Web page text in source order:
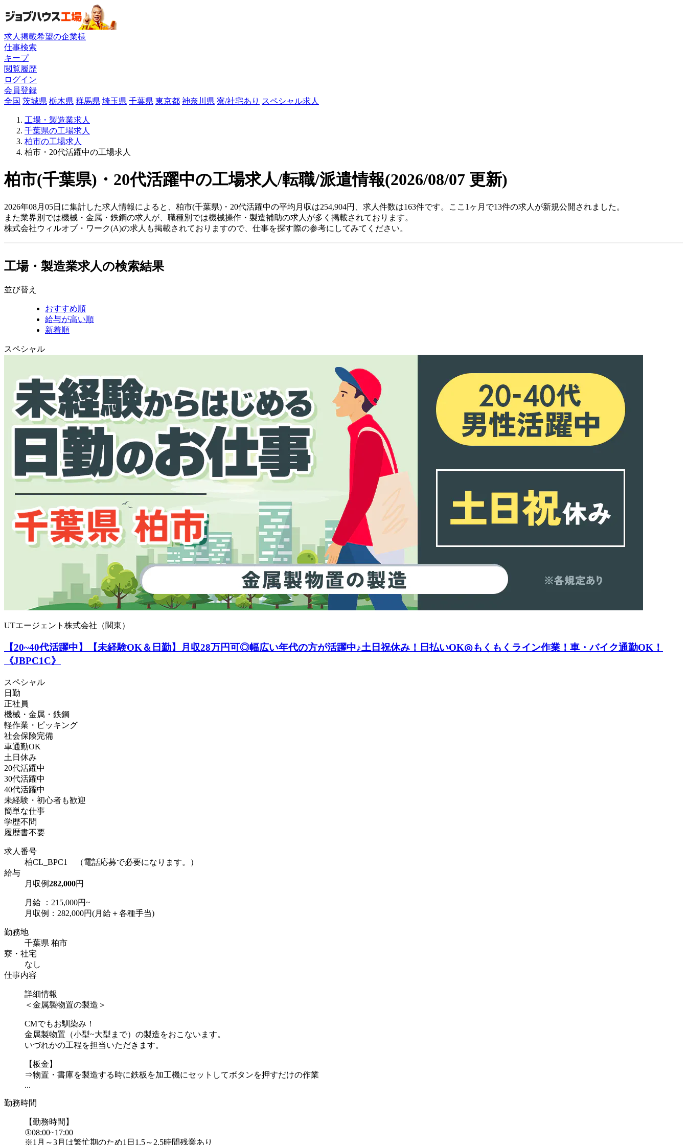
求人掲載希望の企業様
仕事検索
キープ
閲覧履歴
ログイン
会員登録
全国 茨城県 栃木県 群馬県 埼玉県 千葉県 東京都 神奈川県 寮/社宅あり スペシャル求人
工場・製造業求人
千葉県の工場求人
柏市の工場求人
柏市・20代活躍中の工場求人
柏市(千葉県)・20代活躍中の工場求人/転職/派遣情報(2026/08/07 更新)
2026年08月05日に集計した求人情報によると、柏市(千葉県)・20代活躍中の平均月収は254,904円、求人件数は163件です。ここ1ヶ月で13件の求人が新規公開されました。
また業界別では機械・金属・鉄鋼の求人が、職種別では機械操作・製造補助の求人が多く掲載されております。
株式会社ウィルオブ・ワーク(A)の求人も掲載されておりますので、仕事を探す際の参考にしてみてください。
工場・製造業求人の検索結果
並び替え
おすすめ順
給与が高い順
新着順
スペシャル
UTエージェント株式会社（関東）
【20~40代活躍中】【未経験OK＆日勤】月収28万円可◎幅広い年代の方が活躍中♪土日祝休み！日払いOK◎もくもくライン作業！車・バイク通勤OK！
《JBPC1C》
スペシャル
日勤
正社員
機械・金属・鉄鋼
軽作業・ピッキング
社会保険完備
車通勤OK
土日休み
20代活躍中
30代活躍中
40代活躍中
未経験・初心者も歓迎
簡単な仕事
学歴不問
履歴書不要
求人番号
柏CL_BPC1 （電話応募で必要になります。）
給与
月収例282,000円
月給 ：215,000円~
月収例：282,000円(月給＋各種手当)
勤務地
千葉県 柏市
寮・社宅
なし
仕事内容
詳細情報
＜金属製物置の製造＞
CMでもお馴染み！
金属製物置（小型~大型まで）の製造をおこないます。
いづれかの工程を担当いただきます。
【板金】
⇒物置・書庫を製造する時に鉄板を加工機にセットしてボタンを押すだけの作業
...
勤務時間
【勤務時間】
①08:00~17:00
※1月～3月は繁忙期のため1日1.5～2.5時間残業あり